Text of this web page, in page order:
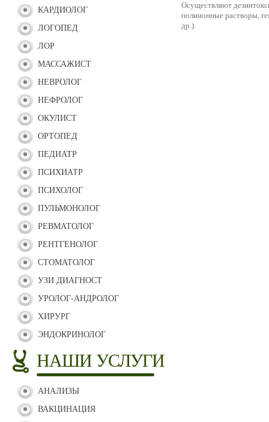
КАРДИОЛОГ
ЛОГОПЕД
ЛОР
МАССАЖИСТ
НЕВРОЛОГ
НЕФРОЛОГ
ОКУЛИСТ
ОРТОПЕД
ПЕДИАТР
ПСИХИАТР
ПСИХОЛОГ
ПУЛЬМОНОЛОГ
РЕВМАТОЛОГ
РЕНТГЕНОЛОГ
СТОМАТОЛОГ
УЗИ ДИАГНОСТ
УРОЛОГ-АНДРОЛОГ
ХИРУРГ
ЭНДОКРИНОЛОГ
НАШИ УСЛУГИ
АНАЛИЗЫ
ВАКЦИНАЦИЯ
Осуществляют
полиионные растворы,
др.).